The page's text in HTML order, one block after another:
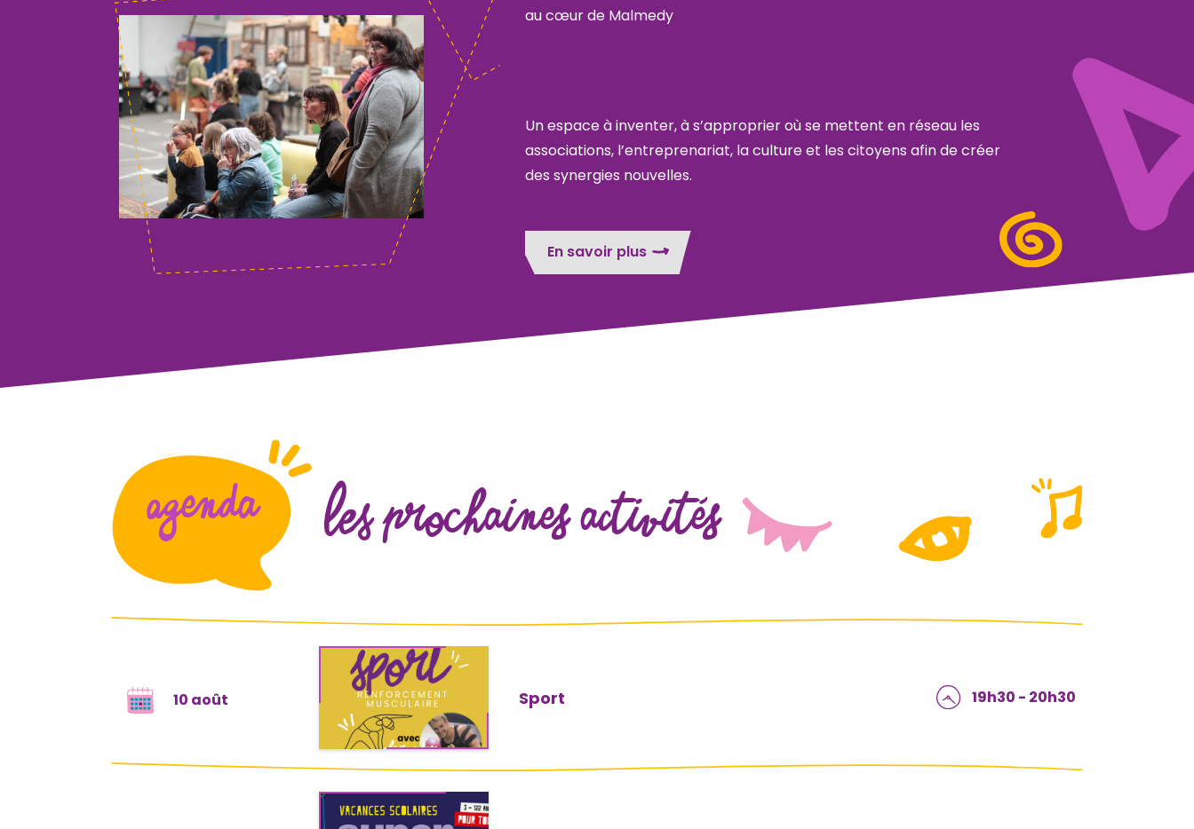
au cœur de Malmedy
Un espace à inventer, à s’approprier où se mettent en réseau les
associations, l’entreprenariat, la culture et les citoyens afin de créer
des synergies nouvelles.
En savoir plus
Agenda Les prochaines activités
10 août Sport 19h30 - 20h30